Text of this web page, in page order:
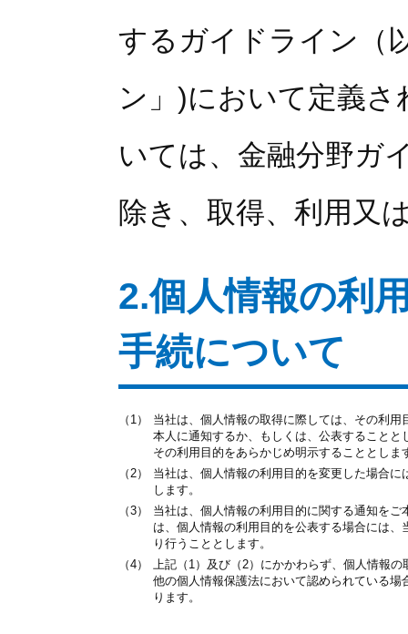
するガイドライン（
ン」)において定義
いては、金融分野ガ
除き、取得、利用又
2.個人情報の利
手続について
（1）
当社は、個人情報の取得に際しては、その利
本人に通知するか、もしくは、公表すること
その利用目的をあらかじめ明示することとしま
（2）
当社は、個人情報の利用目的を変更した場合
します。
（3）
当社は、個人情報の利用目的に関する通知を
は、個人情報の利用目的を公表する場合には
り行うこととします。
（4）
上記（1）及び（2）にかかわらず、個人情報
他の個人情報保護法において認められている
ります。